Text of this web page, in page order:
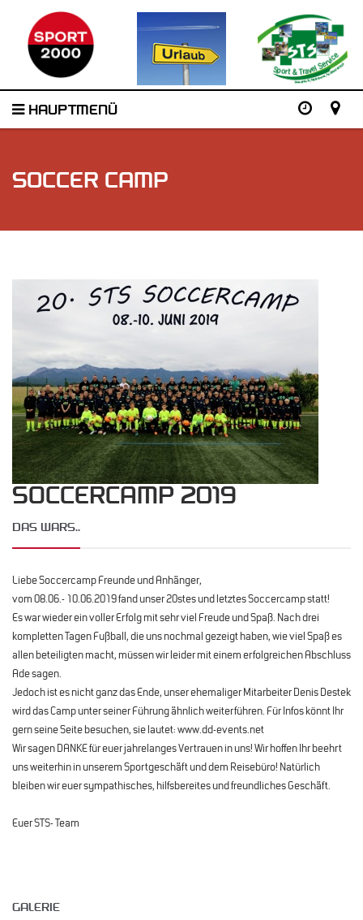
HAUPTMENÜ
SOCCER CAMP
SOCCERCAMP 2019
DAS WARS..
Liebe Soccercamp Freunde und Anhänger,
vom 08.06.- 10.06.2019 fand unser 20stes und letztes Soccercamp statt!
Es war wieder ein voller Erfolg mit sehr viel Freude und Spaß. Nach drei
kompletten Tagen Fußball, die uns nochmal gezeigt haben, wie viel Spaß es
allen beteiligten macht, müssen wir leider mit einem erfolgreichen Abschluss
Ade sagen.
Jedoch ist es nicht ganz das Ende, unser ehemaliger Mitarbeiter Denis Destek
wird das Camp unter seiner Führung ähnlich weiterführen. Für Infos könnt Ihr
gern seine Seite besuchen, sie lautet: www.dd-events.net
Wir sagen DANKE für euer jahrelanges Vertrauen in uns! Wir hoffen Ihr beehrt
uns weiterhin in unserem Sportgeschäft und dem Reisebüro! Natürlich
bleiben wir euer sympathisches, hilfsbereites und freundliches Geschäft.
Euer STS- Team
GALERIE